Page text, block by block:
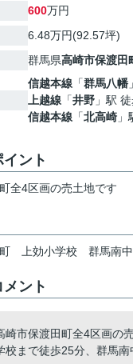
600万円
6.48万円(92.57坪)
群馬県高崎市保渡田
信越本線 「群馬八幡
上越線 「井野 」駅
信越本線 「北高崎
ント
全4区画の売土地です
上効小学校 群馬南
ント
崎市保渡田町全4区画の
校まで徒歩25分、群馬